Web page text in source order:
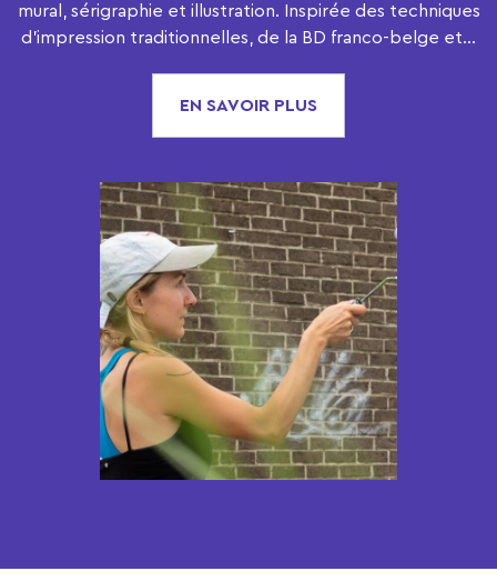
mural, sérigraphie et illustration. Inspirée des techniques
d'impression traditionnelles, de la BD franco-belge et...
EN SAVOIR PLUS